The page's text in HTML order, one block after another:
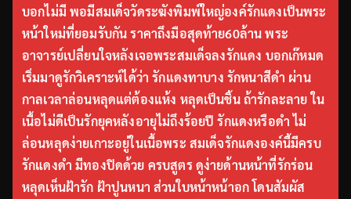
บอกไม่มี พอมีสมเด็จวัดระฆังพิมพ์ใหญ่องค์รักแดงเป็นพระ
หน้าใหม่ที่ยอมรับกัน ราคาถึงมือสุดท้าย60ล้าน พระ
อาจารย์เปลี่ยนใจหลังเจอพระสมเด็จลงรักแดง บอกเก๊หมด
เริ่มมาดูรักวิเคราะห์ได้ว่า รักแดงทาบาง รักหนาสีดำ ผ่าน
กาลเวลาล่อนหลุดแต่ต้องแห้ง หลุดเป็นชิ้น ถ้ารักละลาย ใน
เนื้อไม่ดีเป็นรักยุคหลังอายุไม่ถึงร้อยปี รักแดงหรือดำ ไม่
ล่อนหลุดง่ายเกาะอยู่ในเนื้อพระ สมเด็จรักแดงองค์นี้มีครบ
รักแดงดำ มีทองปิดด้วย ครบสูตร ดูง่ายด้านหน้าที่รักร่อน
หลุดเห็นฝ้ารัก ฝ้าปูนหนา ส่วนใบหน้าหน้าอก โดนสัมผัส